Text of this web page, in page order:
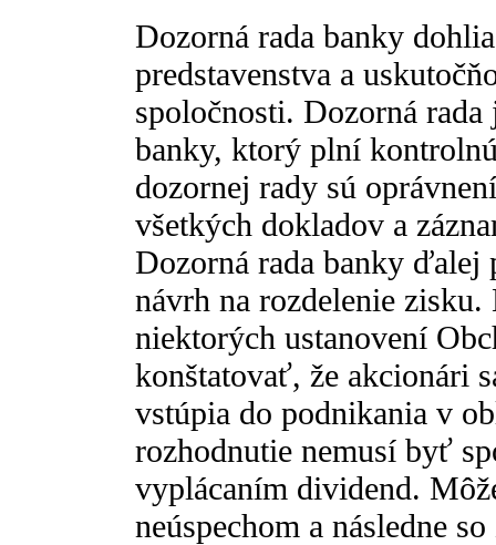
Dozorná rada banky
predstavenstva a
spoločnosti. Dozorná
banky, ktorý plní
dozornej rady sú
všetkých dokladov a
Dozorná rada banky ďalej
návrh na rozdelenie
niektorých ustanovení
konštatovať, že akcionári
vstúpia do podnikania v
rozhodnutie nemusí byť
vyplácaním dividend.
neúspechom a následne